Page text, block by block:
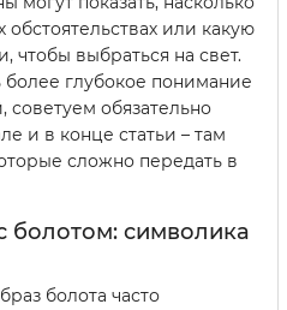
или какую
чтобы выбраться на свет.
более глубокое понимание
советуем обязательно
и в конце статьи – там
сложно передать в
болотом: символика
болота часто